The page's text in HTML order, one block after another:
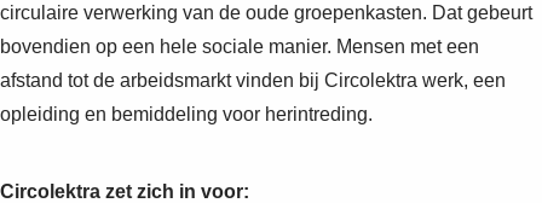
See more products
Shopping list preview
circulaire verwerking van de oude groepenkasten. Dat gebeurt
bovendien op een hele sociale manier. Mensen met een
afstand tot de arbeidsmarkt vinden bij Circolektra werk, een
opleiding en bemiddeling voor herintreding.
Circolektra zet zich in voor: